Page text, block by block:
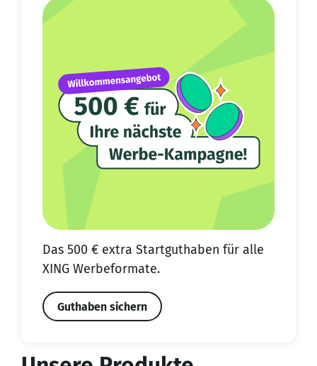
Das 500 € extra Start­guthaben für alle
XING Werbeformate.
Guthaben sichern